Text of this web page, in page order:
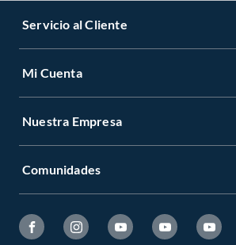
Servicio al Cliente
Mi Cuenta
Nuestra Empresa
Comunidades